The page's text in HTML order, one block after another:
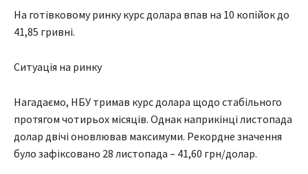
На готівковому ринку курс долара впав на 10 копійок до
41,85 гривні.
Ситуація на ринку
Нагадаємо, НБУ тримав курс долара щодо стабільного
протягом чотирьох місяців. Однак наприкінці листопада
долар двічі оновлював максимуми. Рекордне значення
було зафіксовано 28 листопада – 41,60 грн/долар.